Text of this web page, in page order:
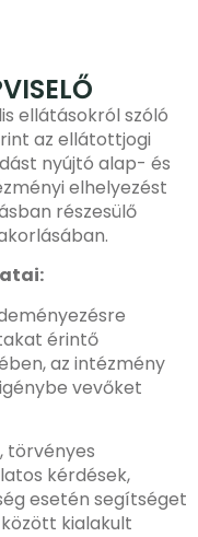
ellátásokról szóló
az ellátottjogi
nyújtó alap- és
elhelyezést
részesülő
érintő
az intézmény
vevőket
törvényes
kérdések,
esetén segítséget
kialakult